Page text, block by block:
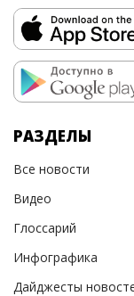
РАЗДЕЛЫ
Все новости
Видео
Глоссарий
Инфографика
Дайджесты